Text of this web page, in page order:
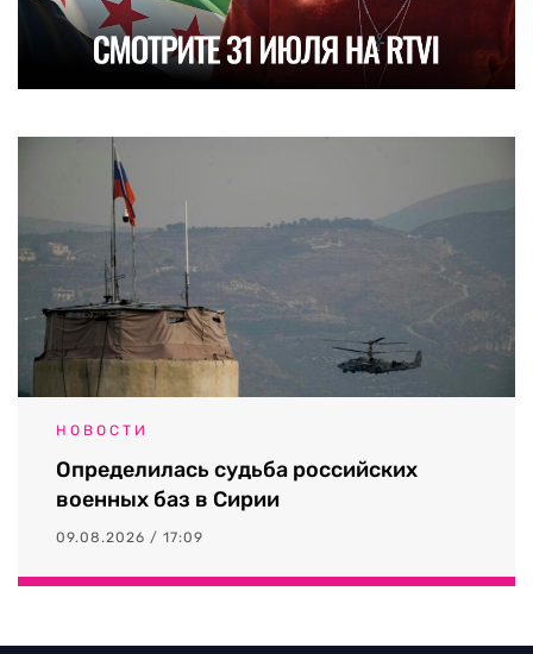
НОВОСТИ
Определилась судьба российских
военных баз в Сирии
09.08.2026 / 17:09